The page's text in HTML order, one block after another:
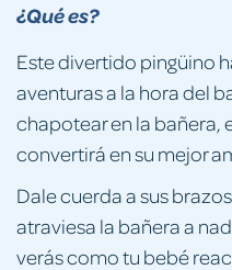
¿Qué es?
Este divertido pingüino
aventuras a la hora del
chapotear en la bañera,
convertirá en su mejor
Dale cuerda a sus
atraviesa la bañera a
verás como tu bebé